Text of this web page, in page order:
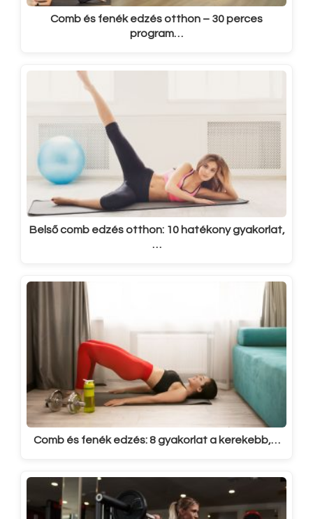
Comb és fenék edzés otthon – 30 perces
program…
Belső comb edzés otthon: 10 hatékony gyakorlat,
…
Comb és fenék edzés: 8 gyakorlat a kerekebb,…